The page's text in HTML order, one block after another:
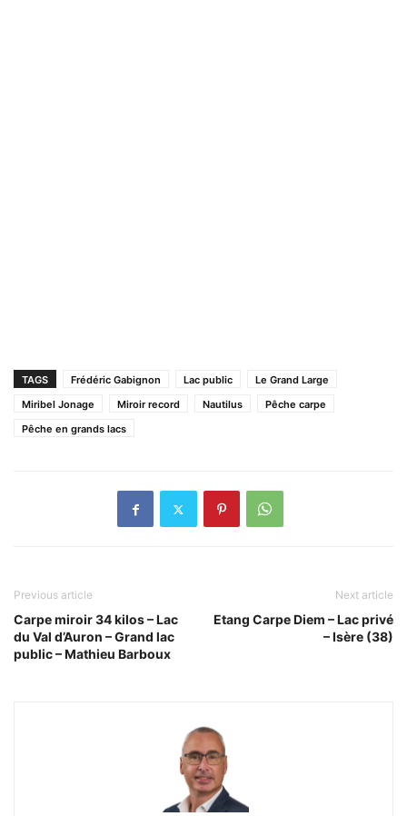
TAGS Frédéric Gabignon Lac public
Le Grand Large
Miribel Jonage
Miroir record Nautilus
Pêche carpe
Pêche en grands lacs
Previous article
Carpe miroir 34 kilos – Lac
du Val d’Auron – Grand lac
public – Mathieu Barboux
Next article
Etang Carpe Diem – Lac privé
– Isère (38)